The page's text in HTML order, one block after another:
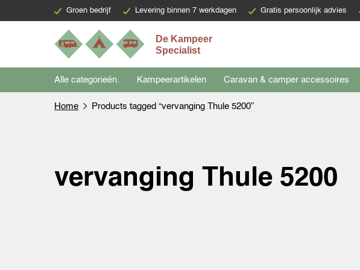
Groen bedrijf Levering binnen 7 werkdagen Gratis persoonlijk advies
Alle categorieën. Kampeerartikelen Caravan & camper accessoires
Home Products tagged “vervanging Thule 5200”
vervanging Thule 5200